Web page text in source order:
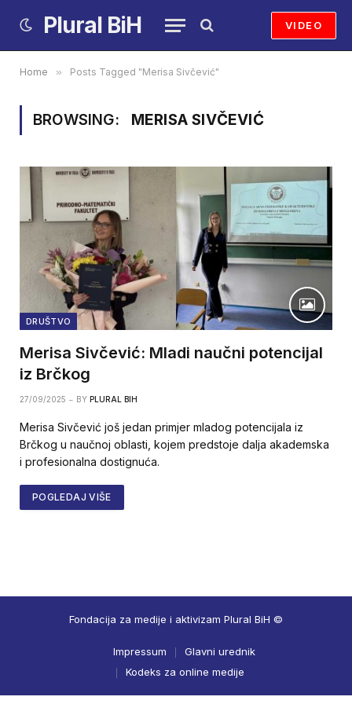
Plural BiH VIDEO
Home » Posts Tagged "Merisa Sivčević"
BROWSING: MERISA SIVČEVIĆ
DRUŠTVO
Merisa Sivčević: Mladi naučni potencijal
iz Brčkog
27/09/2025 BY PLURAL BIH
Merisa Sivčević još jedan primjer mladog potencijala iz
Brčkog u naučnoj oblasti, kojem predstoje dalja akademska
i profesionalna dostignuća.
POGLEDAJ VIŠE
Fondacija za medije i aktivizam Plural BiH ©
Impressum
Glavni urednik
Kodeks za online medije